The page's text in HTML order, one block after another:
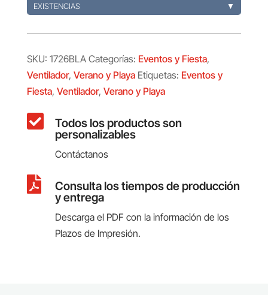
EXISTENCIAS ▼
SKU: 1726BLA Categorías: Eventos y Fiesta,
Ventilador, Verano y Playa Etiquetas: Eventos y
Fiesta, Ventilador, Verano y Playa
 Todos los productos son
personalizables
Contáctanos
 Consulta los tiempos de producción
y entrega
Descarga el PDF con la información de los
Plazos de Impresión.